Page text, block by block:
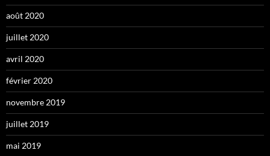
août 2020
juillet 2020
avril 2020
février 2020
novembre 2019
juillet 2019
mai 2019